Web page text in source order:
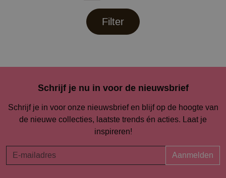
Filter
Schrijf je nu in voor de nieuwsbrief
Schrijf je in voor onze nieuwsbrief en blijf op de hoogte van
de nieuwe collecties, laatste trends én acties. Laat je
inspireren!
Aanmelden